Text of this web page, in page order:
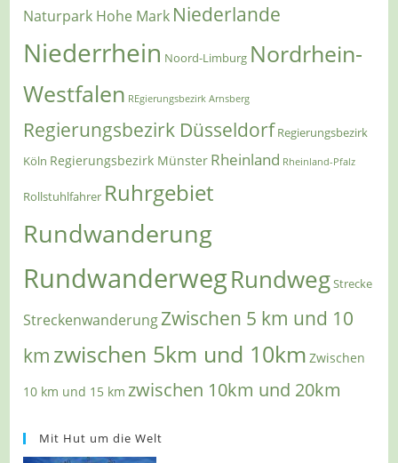
Naturpark Hohe Mark Niederlande
Niederrhein Noord-Limburg Nordrhein-
Westfalen REgierungsbezirk Arnsberg
Regierungsbezirk Düsseldorf Regierungsbezirk
Köln Regierungsbezirk Münster Rheinland Rheinland-Pfalz
Rollstuhlfahrer Ruhrgebiet
Rundwanderung
RundwanderwegRundwegStrecke
StreckenwanderungZwischen 5 km und 10
km zwischen 5km und 10km Zwischen
10 km und 15 km zwischen 10km und 20km
Mit Hut um die Welt